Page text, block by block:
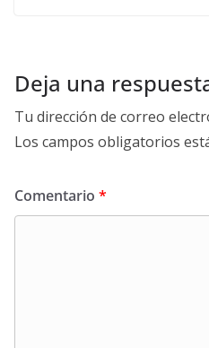
Deja una
Tu dirección de correo
Los campos obligatorios
Comentario *